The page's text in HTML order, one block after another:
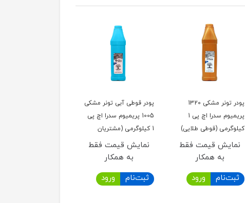
پودر تونر مشکی 1320
پریمیوم سدرا اچ پی 1
کیلوگرمی (قوطی طلایی)
نمایش قیمت فقط
به همکار
ثبت‌نام
ورود
پودر قوطی آبی تونر مشکی
1005 پریمیوم سدرا اچ پی
1 کیلوگرمی (مشتریان
محترم تونر HP قوطی آبی
با بسته‌بندی جدید و در
این تغییر صرفاً در
نمایش قیمت فقط
به همکار
ثبت‌نام
ورود